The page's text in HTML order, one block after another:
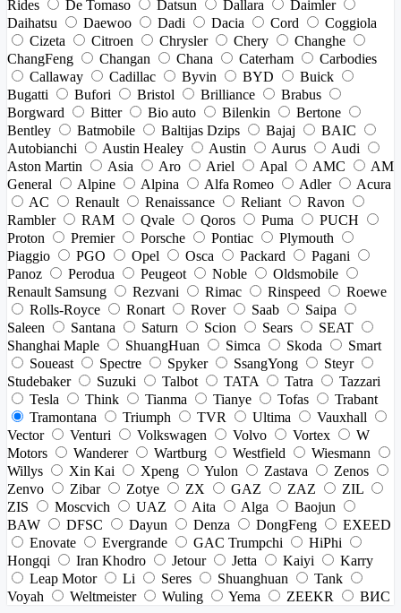
Rides
De Tomaso Datsun Dallara
Daimler
Daihatsu
Daewoo Dadi Dacia Cord
Coggiola
Cizeta
Citroen Chrysler Chery
Changhe
ChangFeng
Changan Chana Caterham
Carbodies
Callaway
Cadillac Byvin BYD
Buick
Bugatti
Bufori Bristol Brilliance
Brabus
Borgward
Bitter Bio auto Bilenkin
Bertone
Bentley
Batmobile Baltijas Dzips Bajaj
BAIC
Autobianchi
Austin Healey Austin Aurus
Audi
Aston Martin
Asia Aro Ariel Apal AMC
AM
General
Alpine Alpina Alfa Romeo Adler
Acura
AC
Renault Renaissance Reliant
Ravon
Rambler
RAM Qvale Qoros Puma
PUCH
Proton
Premier Porsche Pontiac
Plymouth
Piaggio
PGO Opel Osca Packard
Pagani
Panoz
Perodua Peugeot Noble
Oldsmobile
Renault Samsung
Rezvani Rimac Rinspeed
Roewe
Rolls-Royce
Ronart Rover Saab
Saipa
Saleen
Santana Saturn Scion Sears
SEAT
Shanghai Maple
ShuangHuan Simca Skoda
Smart
Soueast
Spectre Spyker SsangYong
Steyr
Studebaker
Suzuki Talbot TATA Tatra
Tazzari
Tesla
Think Tianma Tianye Tofas
Trabant
Tramontana
Triumph TVR Ultima
Vauxhall
Vector
Venturi Volkswagen Volvo Vortex
W
Motors
Wanderer Wartburg Westfield
Wiesmann
Willys
Xin Kai Xpeng Yulon Zastava
Zenos
Zenvo
Zibar Zotye ZX GAZ ZAZ
ZIL
ZIS
Moscvich UAZ Aita Alga
Baojun
BAW
DFSC Dayun Denza DongFeng
EXEED
Enovate
Evergrande GAC Trumpchi
HiPhi
Hongqi
Iran Khodro Jetour Jetta Kaiyi
Karry
Leap Motor
Li Seres Shuanghuan
Tank
Voyah
Weltmeister Wuling Yema ZEEKR
ВИС